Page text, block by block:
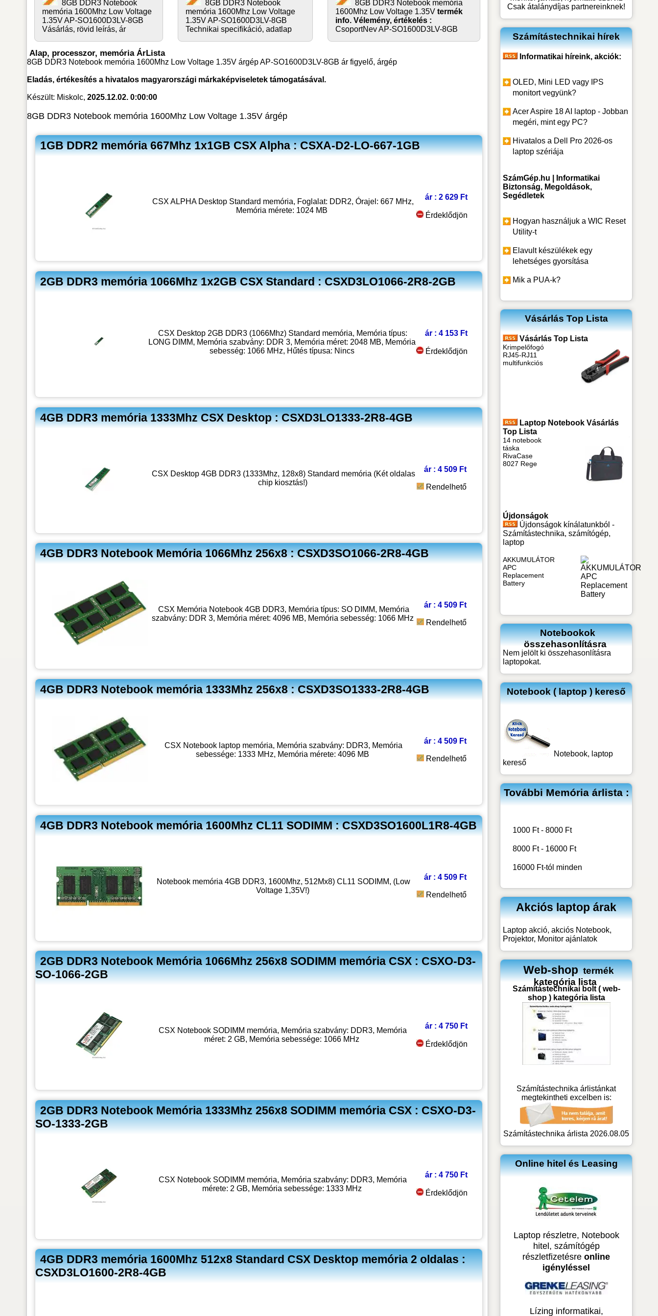
8GB DDR3 Notebook
memória 1600Mhz Low Voltage
1.35V AP-SO1600D3LV-8GB
Vásárlás, rövid leírás, ár
8GB DDR3 Notebook
memória 1600Mhz Low Voltage
1.35V AP-SO1600D3LV-8GB
Technikai specifikáció, adatlap
8GB DDR3 Notebook memória
1600Mhz Low Voltage 1.35V termék
info. Vélemény, értékelés :
CsoportNev AP-SO1600D3LV-8GB
Alap, processzor, memória ÁrLista
8GB DDR3 Notebook memória 1600Mhz Low Voltage 1.35V árgép AP-SO1600D3LV-8GB ár figyelő, árgép
Eladás, értékesítés a hivatalos magyarországi márkaképviseletek támogatásával.
Készült: Miskolc, 2025.12.02. 0:00:00
8GB DDR3 Notebook memória 1600Mhz Low Voltage 1.35V árgép
1GB DDR2 memória 667Mhz 1x1GB CSX Alpha : CSXA-D2-LO-667-1GB
CSX ALPHA Desktop Standard memória, Foglalat: DDR2, Órajel: 667 MHz,
Memória mérete: 1024 MB
ár : 2 629 Ft
Érdeklődjön
2GB DDR3 memória 1066Mhz 1x2GB CSX Standard : CSXD3LO1066-2R8-2GB
CSX Desktop 2GB DDR3 (1066Mhz) Standard memória, Memória típus:
LONG DIMM, Memória szabvány: DDR 3, Memória méret: 2048 MB, Memória
sebesség: 1066 MHz, Hűtés típusa: Nincs
ár : 4 153 Ft
Érdeklődjön
4GB DDR3 memória 1333Mhz CSX Desktop : CSXD3LO1333-2R8-4GB
CSX Desktop 4GB DDR3 (1333Mhz, 128x8) Standard memória (Két oldalas
chip kiosztás!)
ár : 4 509 Ft
Rendelhető
4GB DDR3 Notebook Memória 1066Mhz 256x8 : CSXD3SO1066-2R8-4GB
CSX Memória Notebook 4GB DDR3, Memória típus: SO DIMM, Memória
szabvány: DDR 3, Memória méret: 4096 MB, Memória sebesség: 1066 MHz
ár : 4 509 Ft
Rendelhető
4GB DDR3 Notebook memória 1333Mhz 256x8 : CSXD3SO1333-2R8-4GB
CSX Notebook laptop memória, Memória szabvány: DDR3, Memória
sebessége: 1333 MHz, Memória mérete: 4096 MB
ár : 4 509 Ft
Rendelhető
4GB DDR3 Notebook memória 1600Mhz CL11 SODIMM : CSXD3SO1600L1R8-4GB
Notebook memória 4GB DDR3, 1600Mhz, 512Mx8) CL11 SODIMM, (Low
Voltage 1,35V!)
ár : 4 509 Ft
Rendelhető
2GB DDR3 Notebook Memória 1066Mhz 256x8 SODIMM memória CSX : CSXO-D3-
SO-1066-2GB
CSX Notebook SODIMM memória, Memória szabvány: DDR3, Memória
méret: 2 GB, Memória sebessége: 1066 MHz
ár : 4 750 Ft
Érdeklődjön
2GB DDR3 Notebook Memória 1333Mhz 256x8 SODIMM memória CSX : CSXO-D3-
SO-1333-2GB
CSX Notebook SODIMM memória, Memória szabvány: DDR3, Memória
mérete: 2 GB, Memória sebessége: 1333 MHz
ár : 4 750 Ft
Érdeklődjön
4GB DDR3 memória 1600Mhz 512x8 Standard CSX Desktop memória 2 oldalas :
CSXD3LO1600-2R8-4GB
Csak átalánydíjas partnereinknek!
Számítástechnikai hírek
Informatikai híreink, akciók:
OLED, Mini LED vagy IPS
monitort vegyünk?
Acer Aspire 18 AI laptop - Jobban
megéri, mint egy PC?
Hivatalos a Dell Pro 2026-os
laptop szériája
SzámGép.hu | Informatikai
Biztonság, Megoldások,
Segédletek
Hogyan használjuk a WIC Reset
Utility-t
Elavult készülékek egy
lehetséges gyorsítása
Mik a PUA-k?
Vásárlás Top Lista
Vásárlás Top Lista
Krimpelőfogó
RJ45-RJ11
multifunkciós
Laptop Notebook Vásárlás
Top Lista
14 notebook
táska
RivaCase
8027 Rege
Újdonságok
Újdonságok kínálatunkból -
Számítástechnika, számítógép,
laptop
AKKUMULÁTOR
APC
Replacement
Battery
Notebookok
összehasonlításra
Nem jelölt ki összehasonlításra
laptopokat.
Notebook ( laptop ) kereső
Notebook, laptop
kereső
TovábbiMemóriaárlista :
1000 Ft - 8000 Ft
8000 Ft - 16000 Ft
16000 Ft-tól minden
Akciós laptop árak
Laptop akció, akciós Notebook,
Projektor, Monitor ajánlatok
Web-shop termék
kategória lista
Számítástechnikai bolt ( web-
shop ) kategória lista
Számítástechnika árlistánkat
megtekintheti excelben is:
Számítástechnika árlista 2026.08.05
Online hitel és Leasing
Laptop részletre, Notebook
hitel, számítógép
részletfizetésreonline
igényléssel
Lízing informatikai,